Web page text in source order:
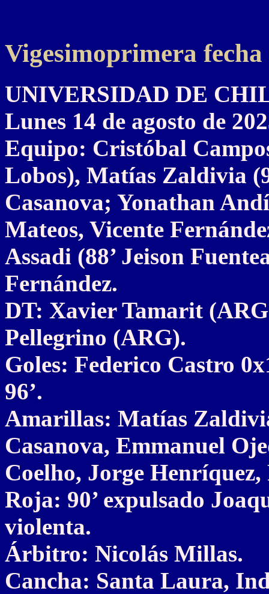
Vigesimoprimera fecha
UNIVERSIDAD DE
Lunes 14 de agosto de
Equipo: Cristóbal
Lobos), Matías Zaldivia
Casanova; Yonathan
Mateos, Vicente
Assadi (88’ Jeison
Fernández.
DT: Xavier Tamarit
Pellegrino (ARG).
Goles: Federico Castro
96’.
Amarillas: Matías
Casanova, Emmanuel
Coelho, Jorge
Roja: 90’ expulsado
violenta.
Árbitro: Nicolás Millas.
Cancha: Santa Laura,